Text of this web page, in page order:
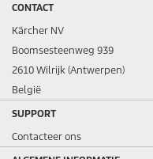
CONTACT
Kärcher NV
Boomsesteenweg 939
2610 Wilrijk (Antwerpen)
België
SUPPORT
Contacteer ons